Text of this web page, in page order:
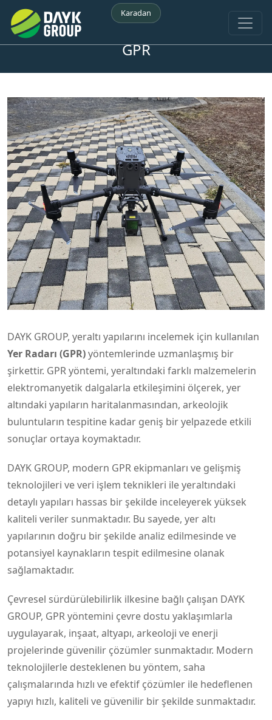
Karadan
GPR
DAYK GROUP, yeraltı yapılarını incelemek için kullanılan
Yer Radarı (GPR)yöntemlerinde uzmanlaşmış bir
şirkettir. GPR yöntemi, yeraltındaki farklı malzemelerin
elektromanyetik dalgalarla etkileşimini ölçerek, yer
altındaki yapıların haritalanmasından, arkeolojik
buluntuların tespitine kadar geniş bir yelpazede etkili
sonuçlar ortaya koymaktadır.
DAYK GROUP, modern GPR ekipmanları ve gelişmiş
teknolojileri ve veri işlem teknikleri ile yeraltındaki
detaylı yapıları hassas bir şekilde inceleyerek yüksek
kaliteli veriler sunmaktadır. Bu sayede, yer altı
yapılarının doğru bir şekilde analiz edilmesinde ve
potansiyel kaynakların tespit edilmesine olanak
sağlamaktadır.
Çevresel sürdürülebilirlik ilkesine bağlı çalışan DAYK
GROUP, GPR yöntemini çevre dostu yaklaşımlarla
uygulayarak, inşaat, altyapı, arkeoloji ve enerji
projelerinde güvenilir çözümler sunmaktadır. Modern
teknolojilerle desteklenen bu yöntem, saha
çalışmalarında hızlı ve efektif çözümler ile hedeflenen
yapıyı hızlı, kaliteli ve güvenilir bir şekilde sunmaktadır.